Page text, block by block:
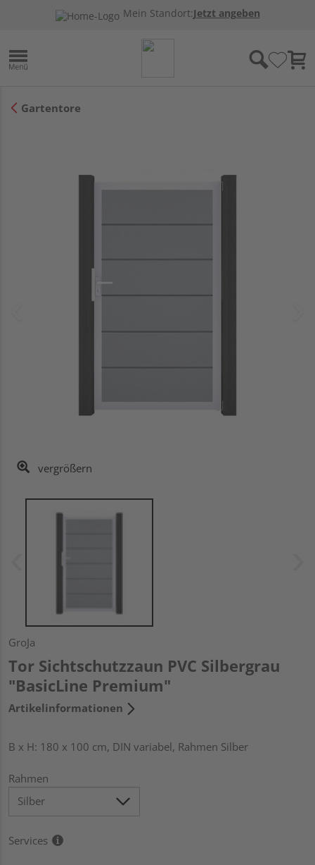
Mein Standort:Jetzt angeben
Gartentore
vergrößern
GroJa
Tor Sichtschutzzaun PVC Silbergrau
"BasicLine Premium"
Artikelinformationen
B x H: 180 x 100 cm, DIN variabel, Rahmen Silber
Rahmen
Services